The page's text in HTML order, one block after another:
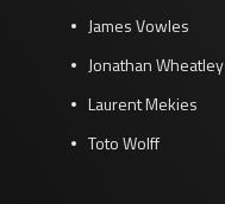
James Vowles
Jonathan Wheatley
Laurent Mekies
Toto Wolff